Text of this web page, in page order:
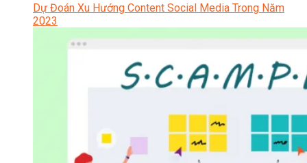
Dự Đoán Xu Hướng Content Social Media Trong Năm
2023